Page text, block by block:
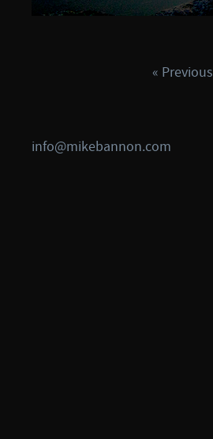
« Previous
info@mikebannon.com